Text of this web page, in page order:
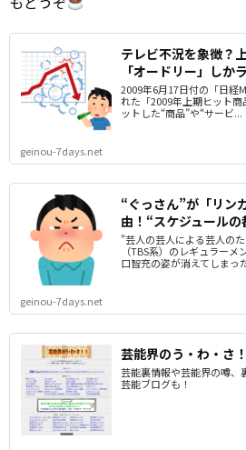
テレビ不況を象徴？
「オードリー」しか
2009年6月17日付の「日経
れた「2009年上期ヒット
ットした“商品”や“サービ...
geinou-7days.net
“ぐっさん”が「リン
由！“スケジュール
"芸人の芸人による芸人の
（TBS系）のレギュラー
口智充の姿が消えてしまっ
geinou-7days.net
芸能界のう・わ・さ
芸能裏情報や芸能界の噂、
芸能ブログも！